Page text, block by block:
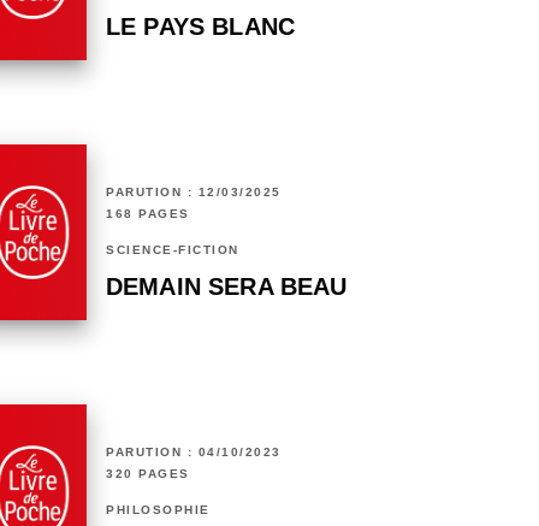
LE PAYS BLANC
PARUTION : 12/03/2025
168 PAGES
SCIENCE-FICTION
DEMAIN SERA BEAU
PARUTION : 04/10/2023
320 PAGES
PHILOSOPHIE